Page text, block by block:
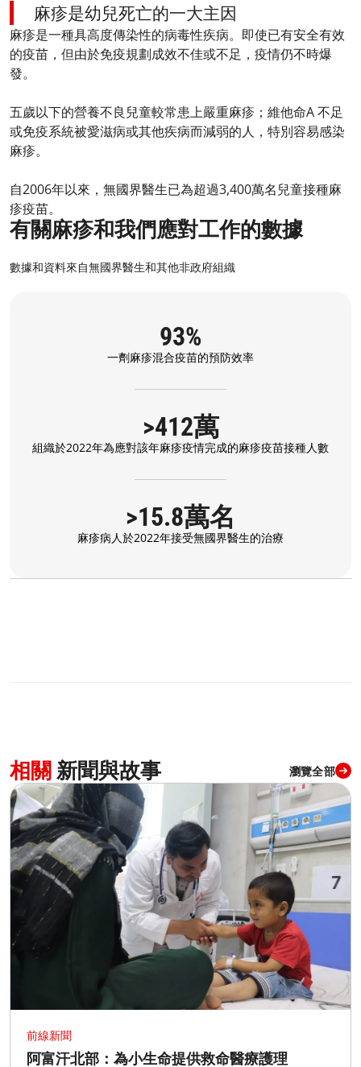
麻疹是幼兒死亡的一大主因
麻疹是一種具高度傳染性的病毒性疾病。即使已有安全有效
的疫苗，但由於免疫規劃成效不佳或不足，疫情仍不時爆
發。
五歲以下的營養不良兒童較常患上嚴重麻疹；維他命A 不足
或免疫系統被愛滋病或其他疾病而減弱的人，特別容易感染
麻疹。
自2006年以來，無國界醫生已為超過3,400萬名兒童接種麻
疹疫苗。
有關麻疹和我們應對工作的數據
數據和資料來自無國界醫生和其他非政府組織
93%
一劑麻疹混合疫苗的預防效率
>412萬
組織於2022年為應對該年麻疹疫情完成的麻疹疫苗接種人數
>15.8萬名
麻疹病人於2022年接受無國界醫生的治療
相關 新聞與故事 瀏覽全部
前線新聞
阿富汗北部：為小生命提供救命醫療護理